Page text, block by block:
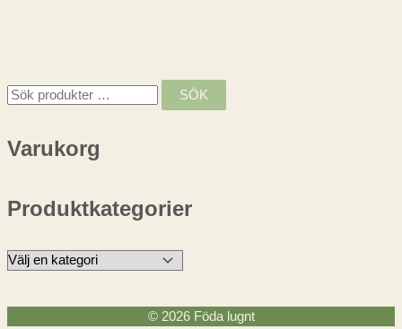
S
k
e
r
SÖK
Varukorg
Produktkategorier
© 2026 Föda lugnt